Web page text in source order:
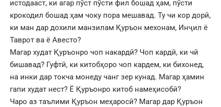
истодааст, ки агар пӯст пӯсти фил бошад ҳам, пӯсти
крокодил бошад ҳам чоку пора мешавад. Ту чи кор дорӣ,
ки ман дар дохили манзилам Қуръон мехонам, Инҷил ё
Таврот ва ё Авесто?
Магар худат Қуръонро чоп накардӣ? Чоп кардӣ, ки чӣ
бишавад? Гуфтӣ, ки китобҳоро чоп кардем, ки бихонед,
на инки дар токча монеду чанг зер кунад. Магар ҳамин
гапи худат нест? Ё Қуръонро китоб намеҳисобӣ?
Чаро аз таълими Қуръон меҳаросӣ? Магар дар Қуръон